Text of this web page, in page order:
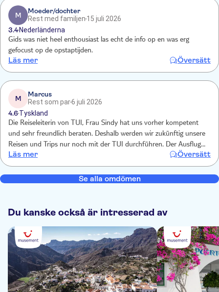
M
Moeder/dochter
Rest med familjen 15 juli 2026
3.4 Nederländerna
Gids was niet heel enthousiast las echt de info op en was erg
gefocust op de opstaptijden.
Läs mer Översätt
M
Marcus
Rest som par6 juli 2026
4.6Tyskland
Die Reiseleiterin von TUI, Frau Sindy hat uns vorher kompetent
und sehr freundlich beraten. Deshalb werden wir zukünftig unsere
Reisen und Trips nur noch mit der TUI durchführen. Der Ausflug
war wunderbar. Dies gilt auch für die Ausflugsbegleiter. Jederzeit
wieder.
Läs mer Översätt
Se alla omdömen
Du kanske också är intresserad av